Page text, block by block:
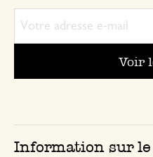
Voir
Information sur